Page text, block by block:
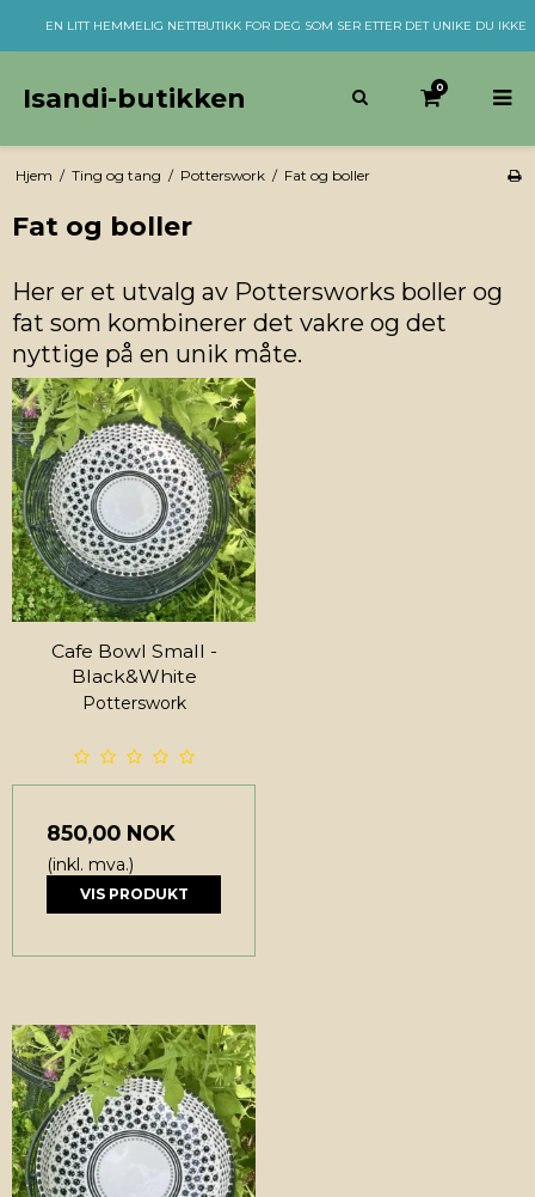
EN LITT HEMMELIG NETTBUTIKK FOR DEG SOM SER ETTER DET UNIKE DU IKKE
Isandi-butikken 0
Hjem / Ting og tang / Potterswork / Fat og boller
Fat og boller
Her er et utvalg av Pottersworks boller og
fat som kombinerer det vakre og det
nyttige på en unik måte.
Cafe Bowl Small -
Black&White
Potterswork
850,00 NOK
(inkl. mva.)
VIS PRODUKT